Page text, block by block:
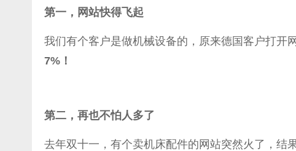
第一，网站快得飞起
我们有个客户是做机械设备的，原来德国客户打开
7%！
第二，再也不怕人多了
去年双十一，有个卖机床配件的网站突然火了，结